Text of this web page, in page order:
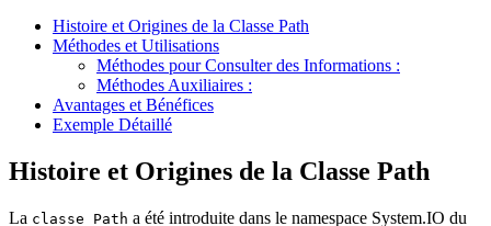
Histoire et Origines de la Classe Path
Méthodes et Utilisations
Méthodes pour Consulter des Informations :
Méthodes Auxiliaires :
Avantages et Bénéfices
Exemple Détaillé
Histoire et Origines de la Classe Path
La classe Path a été introduite dans le namespace System.IO du